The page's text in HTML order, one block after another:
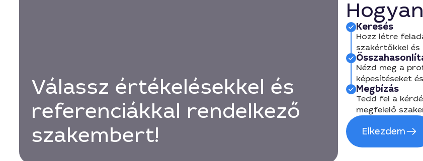
Válassz értékelésekkel és
referenciákkal rendelkező
szakembert!
Keresés
Hozz létre
szakértőkkel
Nézd meg a
képesítéseket
Megbízás
Tedd fel a
megfelelő
Elkezdem